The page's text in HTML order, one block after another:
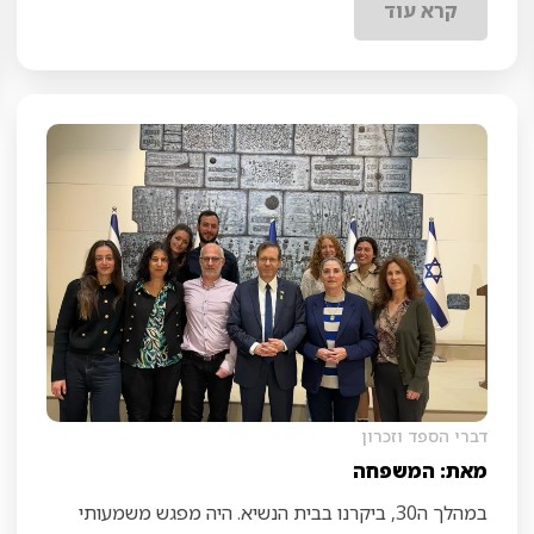
קרא עוד
דברי הספד וזכרון
מאת: המשפחה
במהלך ה30, ביקרנו בבית הנשיא. היה מפגש משמעותי